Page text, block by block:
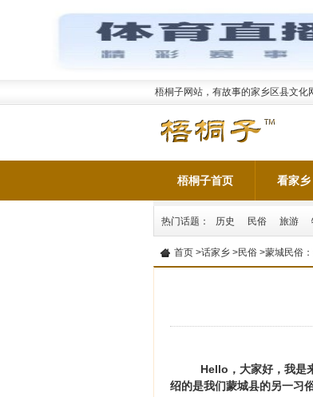
梧桐子网站，有故事的家乡区县文化
梧桐子首页 看家乡
热门话题： 历史 民俗 旅游
首页 >话家乡 >民俗 >蒙城民俗
Hello，大家好，我是
绍的是我们蒙城县的另一习